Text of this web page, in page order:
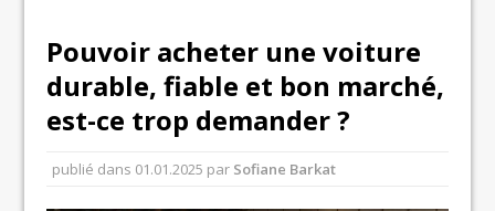
Pouvoir acheter une voiture
durable, fiable et bon marché,
est-ce trop demander ?
publié dans 01.01.2025 par Sofiane Barkat